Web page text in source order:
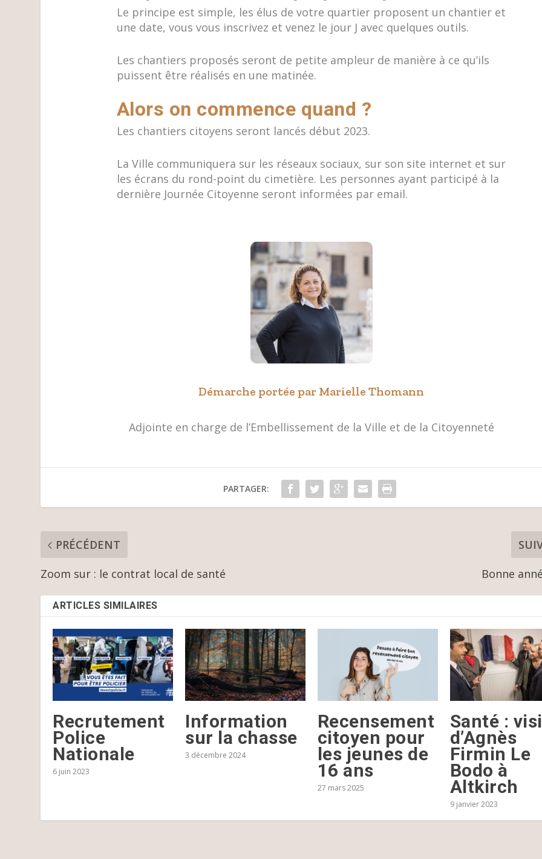
Le principe est simple, les élus de votre quartier proposent un chantier et
une date, vous vous inscrivez et venez le jour J avec quelques outils.
Les chantiers proposés seront de petite ampleur de manière à ce qu’ils
puissent être réalisés en une matinée.
Alors on commence quand ?
Les chantiers citoyens seront lancés début 2023.
La Ville communiquera sur les réseaux sociaux, sur son site internet et sur
les écrans du rond-point du cimetière. Les personnes ayant participé à la
dernière Journée Citoyenne seront informées par email.
Démarche portée par Marielle Thomann
Adjointe en charge de l’Embellissement de la Ville et de la Citoyenneté
PARTAGER:
PRÉCÉDENT
Zoom sur : le contrat local de santé
Bonne
ARTICLES SIMILAIRES
Recrutement
Police
Nationale
6 juin 2023
Information
sur la chasse
3 décembre 2024
Recensement
citoyen pour
les jeunes de
16 ans
27 mars 2025
Santé :
d’Agnès
Firmin Le
Bodo à
Altkirch
9 janvier 2023